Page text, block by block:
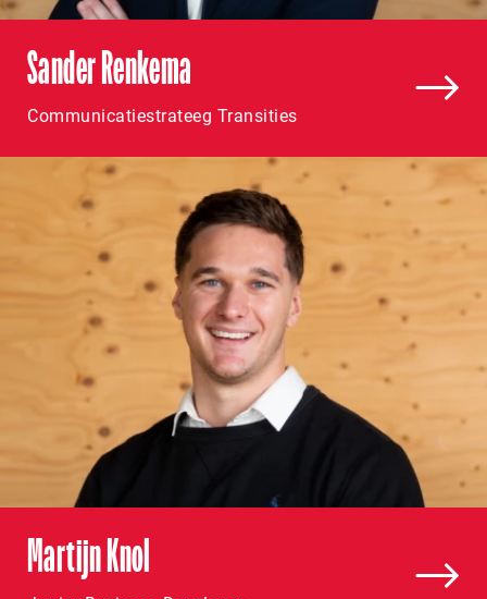
Sander Renkema
Communicatiestrateeg Transities
Martijn Knol